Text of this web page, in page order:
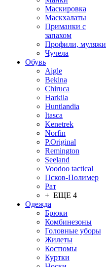
Маскировка
Маскхалаты
Приманки с
запахом
Профили, муляжи
Чучела
Обувь
Aigle
Bekina
Chiruсa
Harkila
Huntlandia
Itasca
Kenetrek
Norfin
P.Original
Remington
Seeland
Voodoo tactical
Псков-Полимер
Рат
+ ЕЩЕ 4
Одежда
Брюки
Комбинезоны
Головные уборы
Жилеты
Костюмы
Куртки